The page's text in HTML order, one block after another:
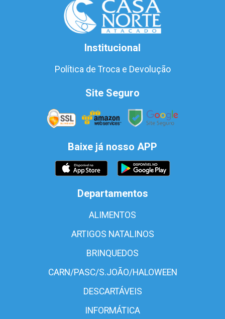
Institucional
Política de Troca e Devolução
Site Seguro
Baixe já nosso APP
Departamentos
ALIMENTOS
ARTIGOS NATALINOS
BRINQUEDOS
CARN/PASC/S.JOÃO/HALOWEEN
DESCARTÁVEIS
INFORMÁTICA